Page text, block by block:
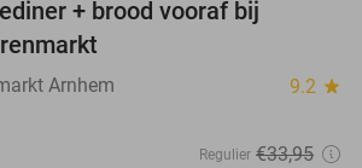
+ brood vooraf bij
Arnhem 9.2 star
Regulier €33,95